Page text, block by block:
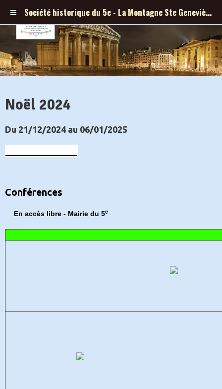
Société historique du 5e - La Montagne Ste Geneviève et ses abords
Noël 2024
Du 21/12/2024 au 06/01/2025
Conférences
En accès libre - Mairie du 5e